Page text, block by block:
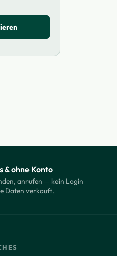
& ohne Konto
anrufen — kein Login
Daten verkauft.